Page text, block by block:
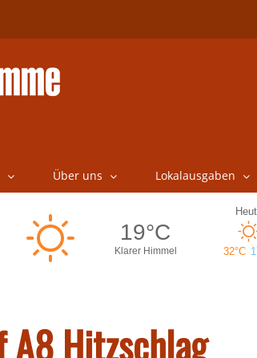
Über uns Lokalausgaben
Hitzschlag